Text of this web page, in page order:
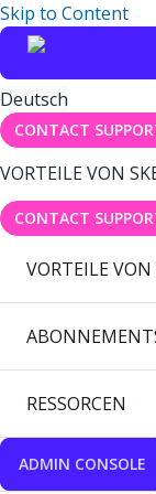
Skip to Content
Deutsch
CONTACT
VORTEILE VON
CONTACT
VORTEILE
RESSORCEN
ADMIN CONSOLE